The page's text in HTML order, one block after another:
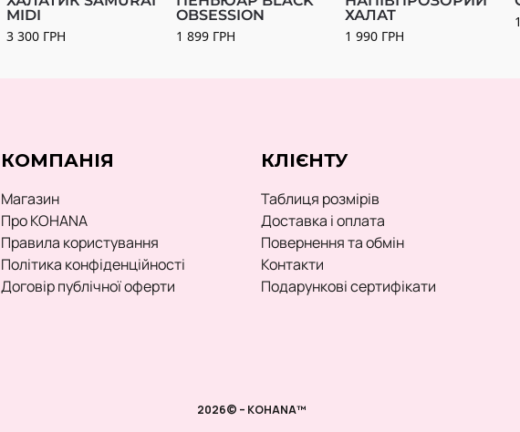
MIDI
3 300 ГРН
OBSESSION
1 899 ГРН
ХАЛАТ
1 990 ГРН
КОМПАНІЯ
Магазин
Про KOHANA
Правила користування
Політика конфіденційності
Договір публічної оферти
КЛІЄНТУ
Таблиця розмірів
Доставка і оплата
Повернення та обмін
Контакти
Подарункові сертифікати
2026© – KOHANA™